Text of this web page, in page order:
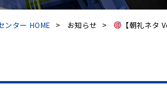
ンター HOME > お知らせ > 【朝礼ネタ